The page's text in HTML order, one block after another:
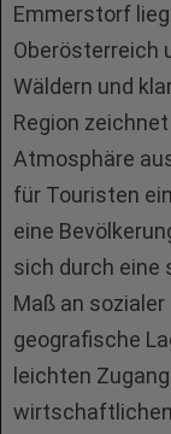
Emmerstorf
Oberösterreich
Wäldern und
Region
Atmosphäre
für Touristen
eine
sich durch eine
Maß an
geografische
leichten